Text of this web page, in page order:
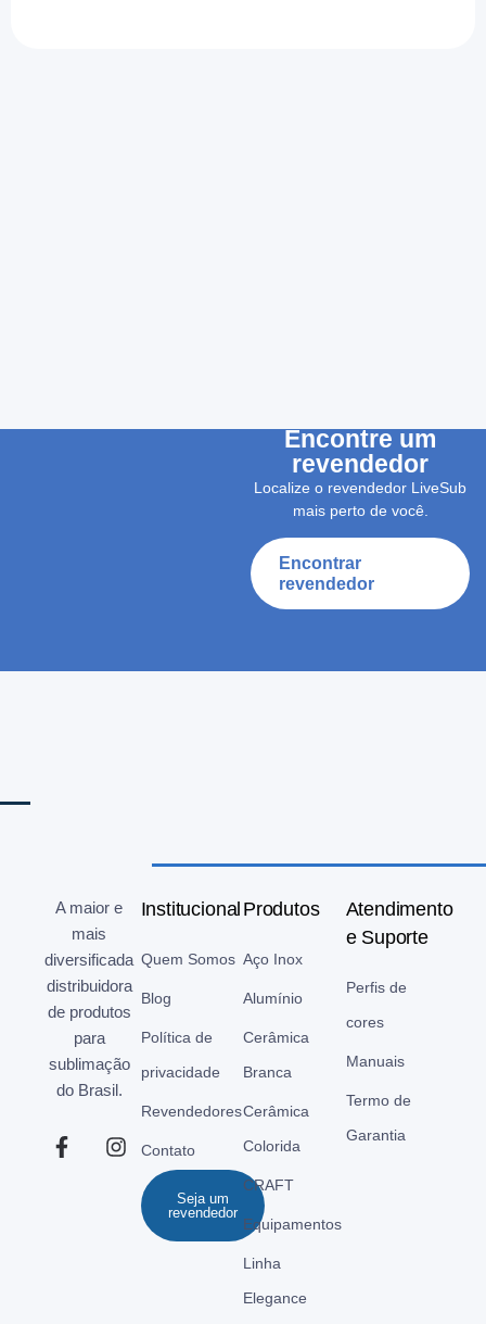
Encontre um
revendedor
Localize o revendedor LiveSub
mais perto de você.
Encontrar
revendedor
A maior e
mais
diversificada
distribuidora
de produtos
para
sublimação
do Brasil.
Institucional
Quem Somos
Blog
Política de
privacidade
Revendedores
Contato
Seja um
revendedor
Produtos
Aço Inox
Alumínio
Cerâmica
Branca
Cerâmica
Colorida
CRAFT
Equipamentos
Linha
Elegance
Atendimento
e Suporte
Perfis de
cores
Manuais
Termo de
Garantia